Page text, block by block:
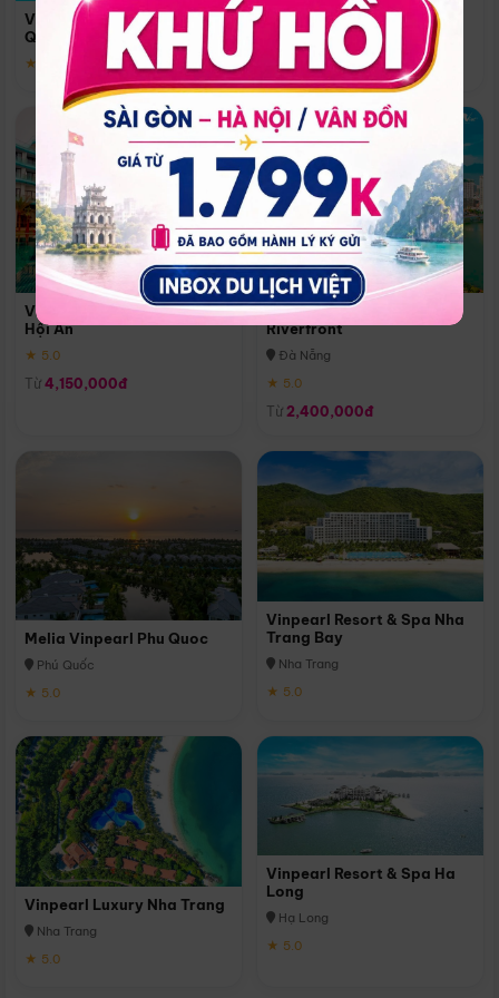
Vinpearl Resort & Spa Phu
Quoc
★ 5.0
Quoc
Phú Quốc
★ 5.0
Vinpearl Resort & Golf Nam
Hội An
★ 5.0
Từ 4,150,000đ
Melia Vinpearl Danang
Riverfront
Đà Nẵng
★ 5.0
Từ 2,400,000đ
Melia Vinpearl Phu Quoc
Phú Quốc
★ 5.0
Vinpearl Resort & Spa Nha
Trang Bay
Nha Trang
★ 5.0
Vinpearl Luxury Nha Trang
Nha Trang
★ 5.0
Vinpearl Resort & Spa Ha
Long
Hạ Long
★ 5.0